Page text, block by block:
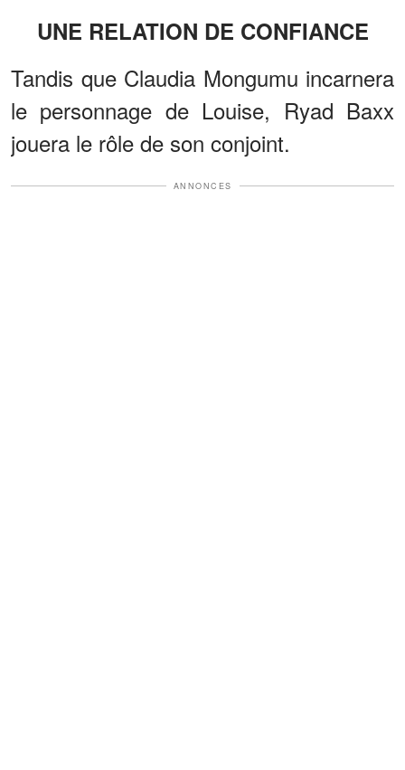
UNE RELATION DE CONFIANCE
Tandis que Claudia Mongumu incarnera
le personnage de Louise, Ryad Baxx
jouera le rôle de son conjoint.
ANNONCES